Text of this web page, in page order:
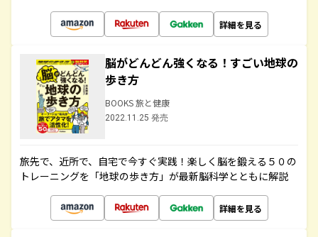
詳細を見る
脳がどんどん強くなる！すごい地球の
歩き方
BOOKS 旅と健康
2022.11.25 発売
旅先で、近所で、自宅で今すぐ実践！楽しく脳を鍛える５０の
トレーニングを「地球の歩き方」が最新脳科学とともに解説
詳細を見る